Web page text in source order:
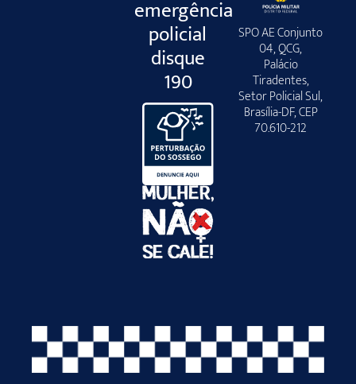
emergência
policial
disque
190
SPO AE Conjunto
04, QCG,
Palácio
Tiradentes,
Setor Policial Sul,
Brasília-DF, CEP
70.610-212